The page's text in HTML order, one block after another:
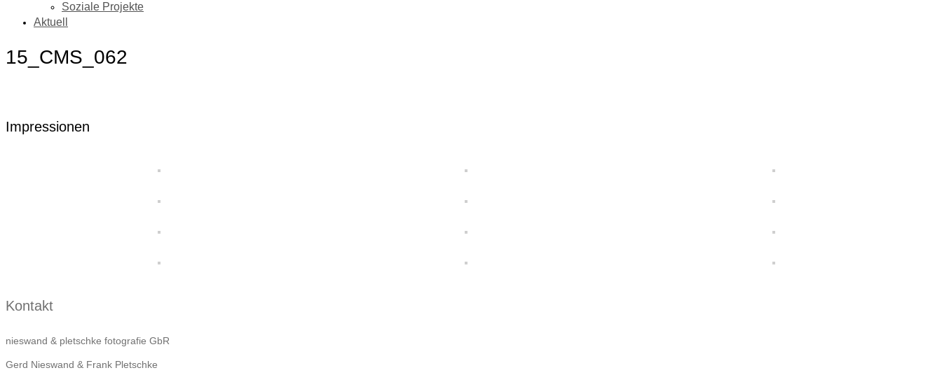
Soziale Projekte
Aktuell
15_CMS_062
Impressionen
Kontakt
nieswand & pletschke fotografie GbR
Gerd Nieswand & Frank Pletschke